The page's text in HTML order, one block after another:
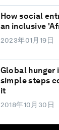
How social
an inclusive
2023年01月19日
Global hunger
simple steps
it
2018年10月30日